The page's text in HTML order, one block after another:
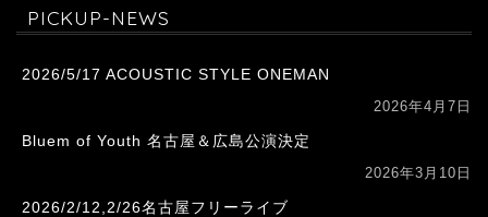
PICKUP-NEWS
2026/5/17 ACOUSTIC STYLE ONEMAN
2026年4月7日
Bluem of Youth 名古屋＆広島公演決定
2026年3月10日
2026/2/12,2/26名古屋フリーライブ